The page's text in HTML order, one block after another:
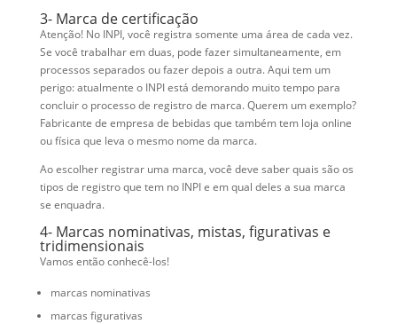
3- Marca de certificação
Atenção! No INPI, você registra somente uma área de cada vez.
Se você trabalhar em duas, pode fazer simultaneamente, em
processos separados ou fazer depois a outra. Aqui tem um
perigo: atualmente o INPI está demorando muito tempo para
concluir o processo de registro de marca. Querem um exemplo?
Fabricante de empresa de bebidas que também tem loja online
ou física que leva o mesmo nome da marca.
Ao escolher registrar uma marca, você deve saber quais são os
tipos de registro que tem no INPI e em qual deles a sua marca
se enquadra.
4- Marcas nominativas, mistas, figurativas e
tridimensionais
Vamos então conhecê-los!
marcas nominativas
marcas figurativas